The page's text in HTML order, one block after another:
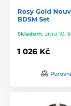
Rosy Gold
BDSM Set
Skladem, zítra 10.
1 026 Kč